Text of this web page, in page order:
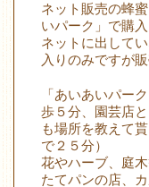
ネット販売の蜂
いパーク」で購
ネットに出して
入りのみですが
「あいあいパー
歩５分、園芸店
も場所を教えて
で２５分）
花やハーブ、庭
たてパンの店、